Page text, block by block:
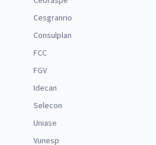
Cesgranrio
Consulplan
FCC
FGV
Idecan
Selecon
Uniase
Vunesp